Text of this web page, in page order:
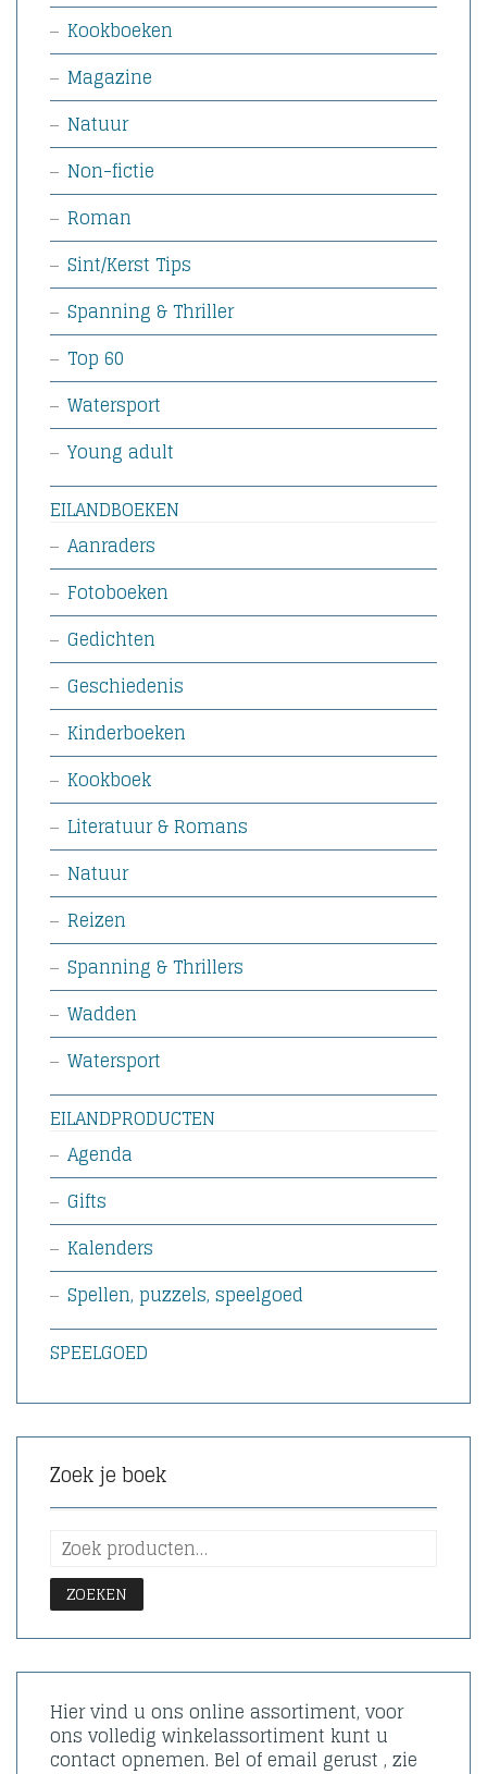
Kookboeken
Magazine
Natuur
Non-fictie
Roman
Sint/Kerst Tips
Spanning & Thriller
Top 60
Watersport
Young adult
EILANDBOEKEN
Aanraders
Fotoboeken
Gedichten
Geschiedenis
Kinderboeken
Kookboek
Literatuur & Romans
Natuur
Reizen
Spanning & Thrillers
Wadden
Watersport
EILANDPRODUCTEN
Agenda
Gifts
Kalenders
Spellen, puzzels, speelgoed
SPEELGOED
Zoek je boek
ZOEKEN
Hier vind u ons online assortiment, voor
ons volledig winkelassortiment kunt u
contact opnemen. Bel of email gerust , zie